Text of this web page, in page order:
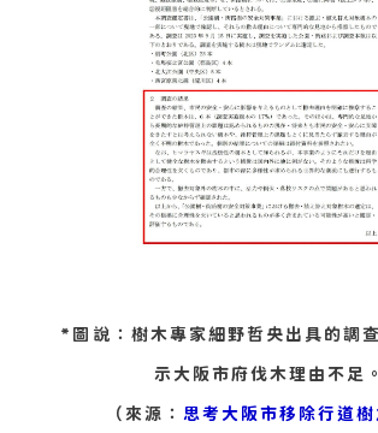
*圖說：樹木專家細野哲央出具的調
示大阪市府伐木理由不足。
（來源： 思考大阪市移除行道樹